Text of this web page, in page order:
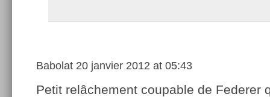
Babolat 20 janvier 2012 at 05:43
Petit relâchement coupable de Federer